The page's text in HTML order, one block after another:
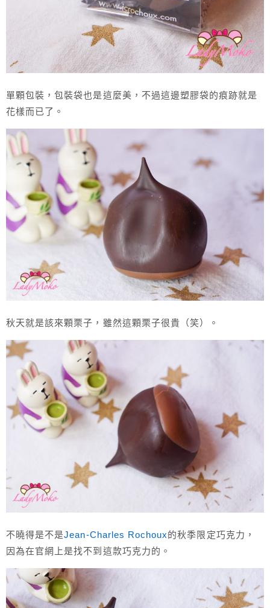
單顆包裝，包裝袋也是這麼美，不過這邊塑膠袋的痕跡就是
花樣而已了。
秋天就是該來顆栗子，雖然這顆栗子很貴（笑）。
不曉得是不是Jean-Charles Rochoux的秋季限定巧克力，
因為在官網上是找不到這款巧克力的。